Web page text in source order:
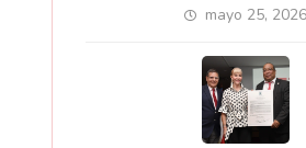
mayo 25, 2026